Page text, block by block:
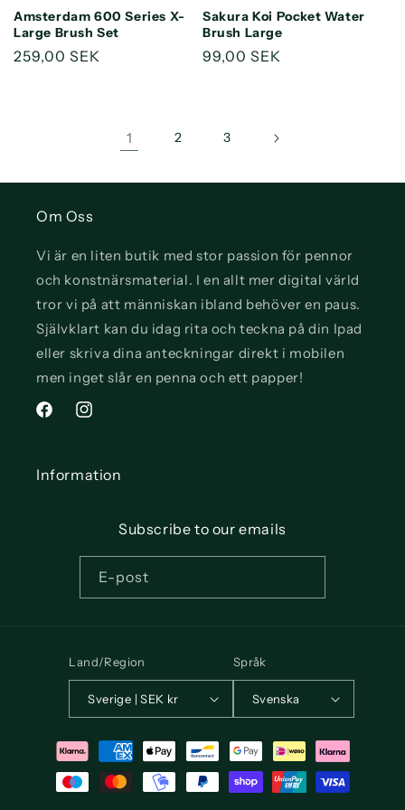
Amsterdam 600 Series X-
Large Brush Set
Ordinarie
259,00 SEK
Title
Title
Sakura Koi Pocket Water
Brush Large
Ordinarie
99,00 SEK
Title
Title
1 2 3
Om Oss
Vi är en liten butik med stor passion för pennor
och konstnärsmaterial. I en allt mer digital värld
tror vi på att människan ibland behöver en paus.
Självklart kan du idag rita och teckna på din Ipad
eller skriva dina anteckningar direkt i mobilen
men inget slår en penna och ett papper!
FacebookInstagram
Information
Subscribe to our emails
E-post
Land/Region
Sverige | SEK kr
Språk
Svenska
Betalningsmetoder